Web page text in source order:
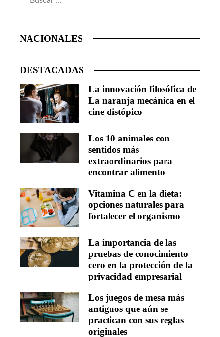
NACIONALES
DESTACADAS
La innovación filosófica de
La naranja mecánica en el
cine distópico
Los 10 animales con
sentidos más
extraordinarios para
encontrar alimento
Vitamina C en la dieta:
opciones naturales para
fortalecer el organismo
La importancia de las
pruebas de conocimiento
cero en la protección de la
privacidad empresarial
Los juegos de mesa más
antiguos que aún se
practican con sus reglas
originales